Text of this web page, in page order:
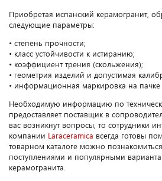
Приобретая испанский керамогранит,
следующие параметры:
• степень прочности;
• класс устойчивости к истиранию;
• коэффициент трения (скольжения);
• геометрия изделий и допустимая
• информационная маркировка на пачке
Необходимую информацию по
предоставляет поставщик в
вас возникнут вопросы, то сотрудники
компании Laraceramica всегда готовы
товарном каталоге можно
поступлениями и популярными
керамогранита.